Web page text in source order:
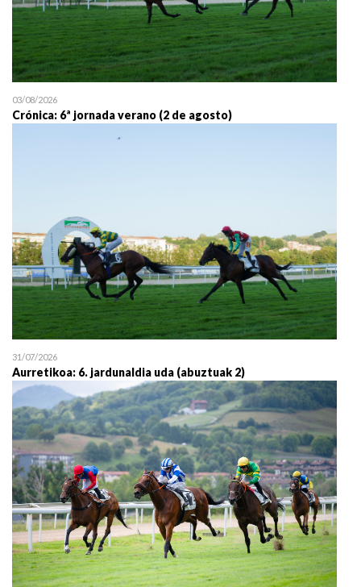
03/08/2026
Crónica: 6ª jornada verano (2 de agosto)
31/07/2026
Aurretikoa: 6. jardunaldia uda (abuztuak 2)